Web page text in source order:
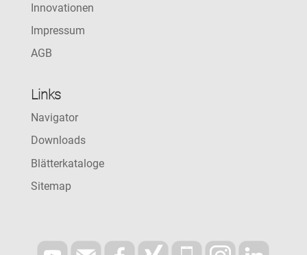
Innovationen
Impressum
AGB
Links
Navigator
Downloads
Blätterkataloge
Sitemap